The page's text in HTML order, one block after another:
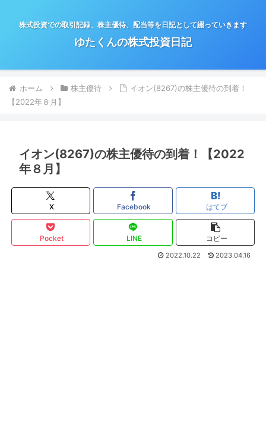
株式投資での取引記録、株主優待、配当等を日記として綴っていきます
ゆたくんの株式投資日記
ホーム 株主優待
イオン(8267)の株主優待の到着！
【2022年８月】
イオン(8267)の株主優待の到着！【2022
年８月】
X Facebook はてブ
Pocket LINE コピー
2022.10.22 2023.04.16